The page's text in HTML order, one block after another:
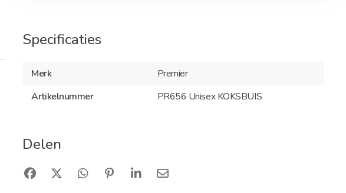
Specificaties
Merk
Premier
Artikelnummer
PR656 Unisex KOKSBUIS
Delen